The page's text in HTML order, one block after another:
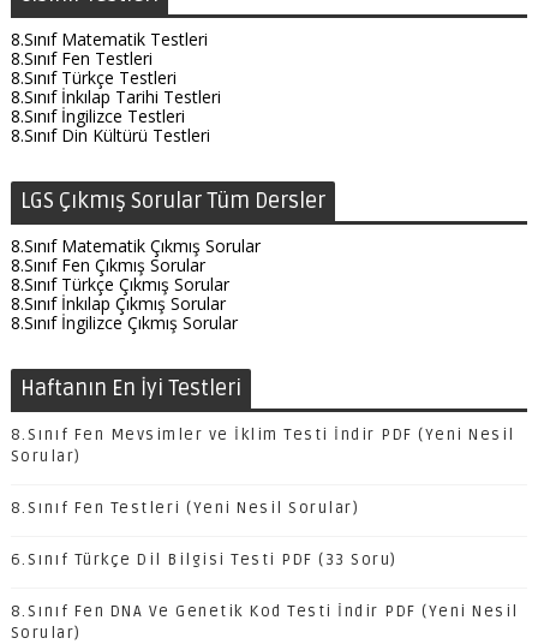
8.Sınıf Matematik Testleri
8.Sınıf Fen Testleri
8.Sınıf Türkçe Testleri
8.Sınıf İnkılap Tarihi Testleri
8.Sınıf İngilizce Testleri
8.Sınıf Din Kültürü Testleri
LGS Çıkmış Sorular Tüm Dersler
8.Sınıf Matematik Çıkmış Sorular
8.Sınıf Fen Çıkmış Sorular
8.Sınıf Türkçe Çıkmış Sorular
8.Sınıf İnkılap Çıkmış Sorular
8.Sınıf İngilizce Çıkmış Sorular
Haftanın En İyi Testleri
8.Sınıf Fen Mevsimler ve İklim Testi İndir PDF (Yeni Nesil
Sorular)
8.Sınıf Fen Testleri (Yeni Nesil Sorular)
6.Sınıf Türkçe Dil Bilgisi Testi PDF (33 Soru)
8.Sınıf Fen DNA Ve Genetik Kod Testi İndir PDF (Yeni Nesil
Sorular)